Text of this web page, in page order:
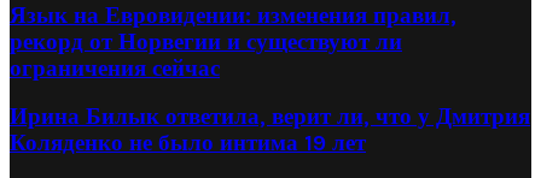
Язык на Евровидении: изменения правил,
рекорд от Норвегии и существуют ли
ограничения сейчас
Ирина Билык ответила, верит ли, что у Дмитрия
Коляденко не было интима 19 лет